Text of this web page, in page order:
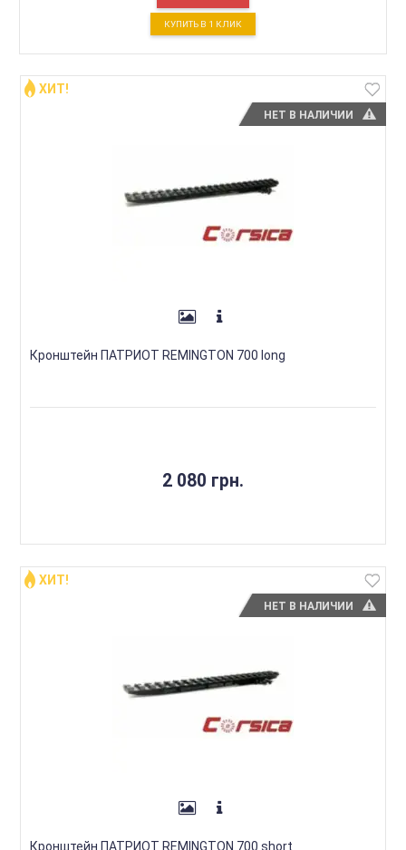
КУПИТЬ В 1 КЛИК
НЕТ В НАЛИЧИИ
ХИТ!
Кронштейн ПАТРИОТ REMINGTON 700 long
2 080 грн.
НЕТ В НАЛИЧИИ
ХИТ!
Кронштейн ПАТРИОТ REMINGTON 700 short